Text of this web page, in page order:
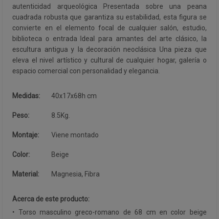
autenticidad arqueológica Presentada sobre una peana
cuadrada robusta que garantiza su estabilidad, esta figura se
convierte en el elemento focal de cualquier salón, estudio,
biblioteca o entrada Ideal para amantes del arte clásico, la
escultura antigua y la decoración neoclásica Una pieza que
eleva el nivel artístico y cultural de cualquier hogar, galería o
espacio comercial con personalidad y elegancia.
Medidas: 40x17x68h cm
Peso: 8.5Kg.
Montaje: Viene montado
Color: Beige
Material: Magnesia, Fibra
Acerca de este producto:
• Torso masculino greco-romano de 68 cm en color beige